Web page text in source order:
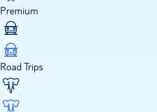
Premium
Road Trips